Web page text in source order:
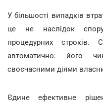
У більшості випадків
це не наслідок
процедурних строків.
автоматично: його
своєчасними діями
Єдине ефективне